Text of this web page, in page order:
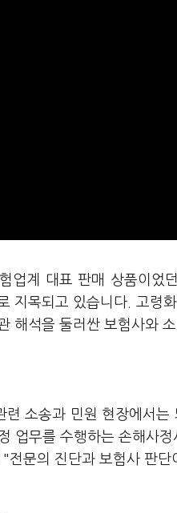
업계 대표 판매 상품이었
지목되고 있습니다. 고령
해석을 둘러싼 보험사와
소송과 민원 현장에서
업무를 수행하는 손해사
문의 진단과 보험사 판